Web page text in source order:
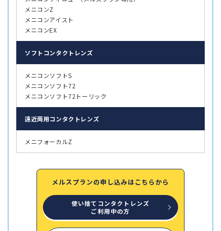
メニコンZ
メニコンアイスト
メニコンEX
ソフト コンタクトレンズ
メニコンソフトS
メニコンソフト72
メニコンソフト72トーリック
遠近両用コンタクトレンズ
メニフォーカルZ
メルスプランの申し込みはこちらから
使い捨てコンタクトレンズ
ご利用中の方